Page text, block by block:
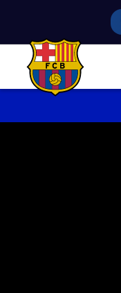
FC Barcelona club badge